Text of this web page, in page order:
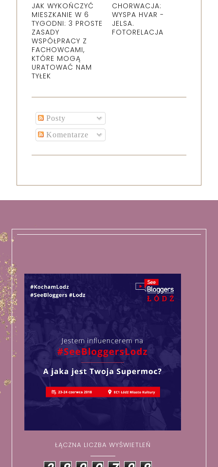
JAK WYKOŃCZYĆ
MIESZKANIE W 6
TYGODNI: 3 PROSTE
ZASADY
WSPÓŁPRACY Z
FACHOWCAMI,
KTÓRE MOGĄ
URATOWAĆ NAM
TYŁEK
CHORWACJA:
WYSPA HVAR -
JELSA.
FOTORELACJA
Posty
Komentarze
ŁĄCZNA LICZBA WYŚWIETLEŃ